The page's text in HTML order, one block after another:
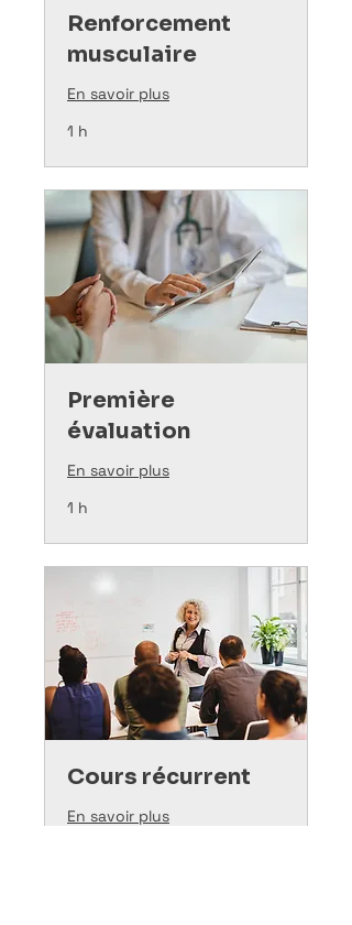
Renforcement
musculaire
En savoir plus
1 h
Première
évaluation
En savoir plus
1 h
Cours récurrent
En savoir plus